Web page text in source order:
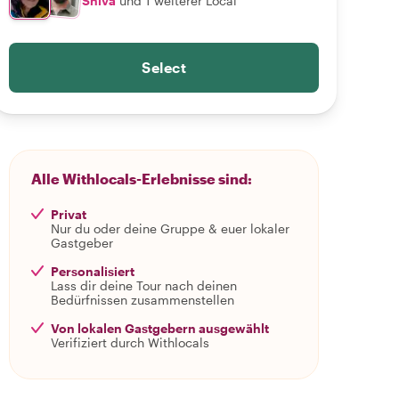
Select
Alle Withlocals-Erlebnisse sind:
Privat
Nur du oder deine Gruppe & euer lokaler
Gastgeber
Personalisiert
Lass dir deine Tour nach deinen
Bedürfnissen zusammenstellen
Von lokalen Gastgebern ausgewählt
Verifiziert durch Withlocals